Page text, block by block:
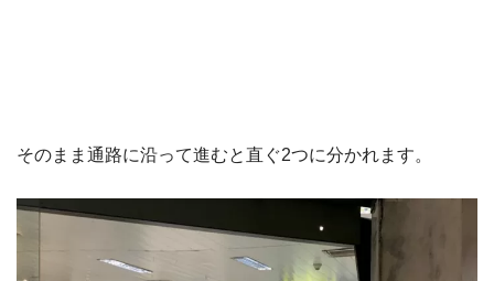
そのまま通路に沿って進むと直ぐ2つに分かれます。